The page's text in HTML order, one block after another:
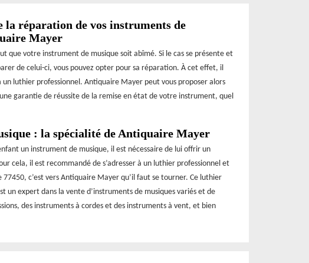
la réparation de vos instruments de
Mayer
que votre instrument de musique soit abîmé. Si le cas se présente et
de celui-ci, vous pouvez opter pour sa réparation. À cet effet, il
un luthier professionnel. Antiquaire Mayer peut vous proposer alors
garantie de réussite de la remise en état de votre instrument, quel
: la spécialité de Antiquaire Mayer
un instrument de musique, il est nécessaire de lui offrir un
cela, il est recommandé de s’adresser à un luthier professionnel et
77450, c’est vers Antiquaire Mayer qu’il faut se tourner. Ce luthier
un expert dans la vente d’instruments de musiques variés et de
des instruments à cordes et des instruments à vent, et bien